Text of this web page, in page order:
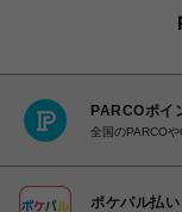
PARCOポイ
全国のPARCO
ポケパル払い